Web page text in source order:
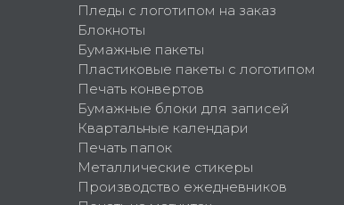
Пледы с логотипом на заказ
Блокноты
Бумажные пакеты
Пластиковые пакеты с логотипом
Печать конвертов
Бумажные блоки для записей
Квартальные календари
Печать папок
Металлические стикеры
Производство ежедневников